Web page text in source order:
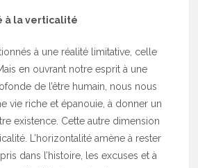
à la verticalité
à une réalité limitative, celle
en ouvrant notre esprit à une
de l’être humain, nous nous
vie riche et épanouie, à donner un
existence. Cette autre dimension
L’horizontalité amène à rester
dans l’histoire, les excuses et à